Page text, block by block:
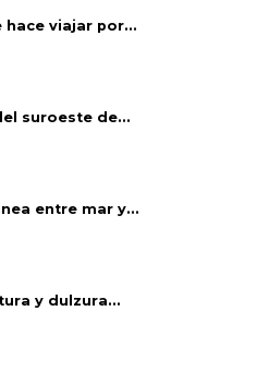
hace viajar por...
suroeste de...
entre mar y...
y dulzura...